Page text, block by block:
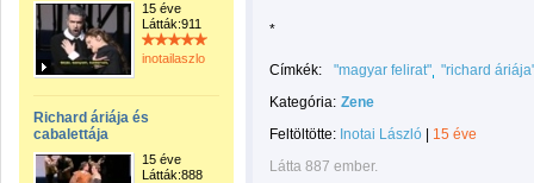
15 éve
Látták:911
inotailaszlo
Richard áriája és
cabalettája
15 éve
Látták:888
*
Címkék: "magyar felirat" "richard
Kategória: Zene
Feltöltötte: Inotai László
15 éve
Látta 887 ember.